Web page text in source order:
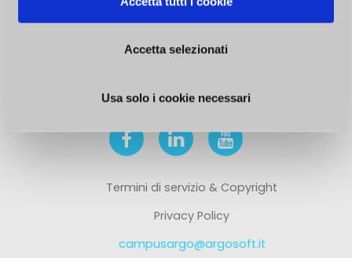
Accetta selezionati
Usa solo i cookie necessari
CONTATTI
SEGUICI SUI SOCIAL
Termini di servizio & Copyright
Privacy Policy
campusargo@argosoft.it